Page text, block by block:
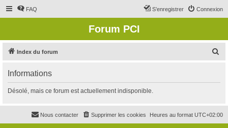
FAQ Connexion
S’enregistrer
Forum PCI
Index du forum
r
c
Informations
Désolé, mais ce forum est actuellement indisponible.
Heures au format UTC+02:00
Supprimer les cookies
Nous contacter